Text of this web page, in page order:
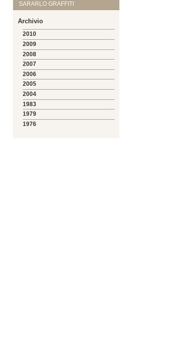
SARARLO GRAFFITI
Archivio
2010
2009
2008
2007
2006
2005
2004
1983
1979
1976